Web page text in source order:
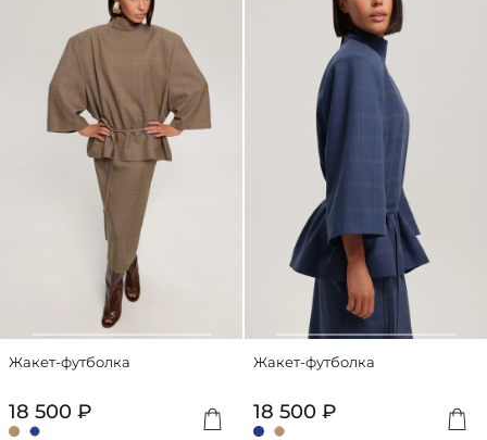
Жакет-футболка
18 500 ₽
Жакет-футболка
18 500 ₽